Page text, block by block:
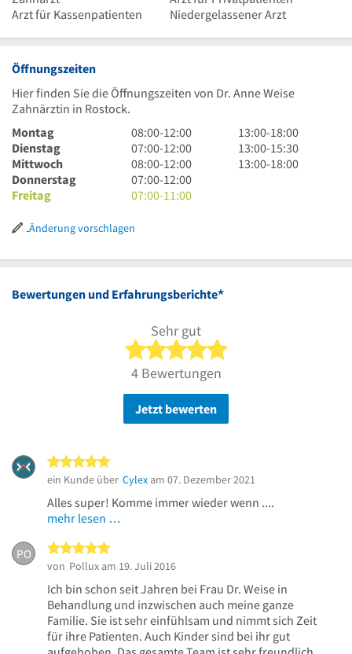
Arzt für Kassenpatienten
Niedergelassener Arzt
Öffnungszeiten
Hier finden Sie die Öffnungszeiten von Dr. Anne Weise
Zahnärztin in Rostock.
Montag
8
Uhr
bis
12
Uhr
08:00-12:00
13
Uhr
bis
13:00-18:00
Dienstag
7
Uhr
bis
12
07:00-12:00
13
Uhr
13:00-15:30
Mittwoch
8
Uhr
bis
Uhr
08:00-12:00
13
13:00-18:00
Donnerstag
7
Uhr
12
07:00-12:00
Freitag
7
bis
Uhr
07:00-11:00
Änderung vorschlagen
Bewertungen und Erfahrungsberichte*
Sehr gut
5 von 5 Sternen
4 Bewertungen
Jetzt bewerten
ein Kunde über Cylex am 07. Dezember 2021
Alles super! Komme immer wieder wenn ....
mehr lesen …
PO
von Pollux am 19. Juli 2016
Ich bin schon seit Jahren bei Frau Dr. Weise in
Behandlung und inzwischen auch meine ganze
Familie. Sie ist sehr einfühlsam und nimmt sich Zeit
für ihre Patienten. Auch Kinder sind bei ihr gut